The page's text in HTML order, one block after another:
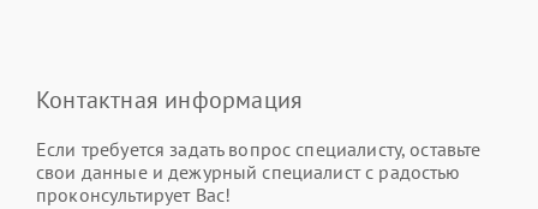
Контактная информация
Если требуется задать вопрос специалисту, оставьте
свои данные и дежурный специалист с радостью
проконсультирует Вас!